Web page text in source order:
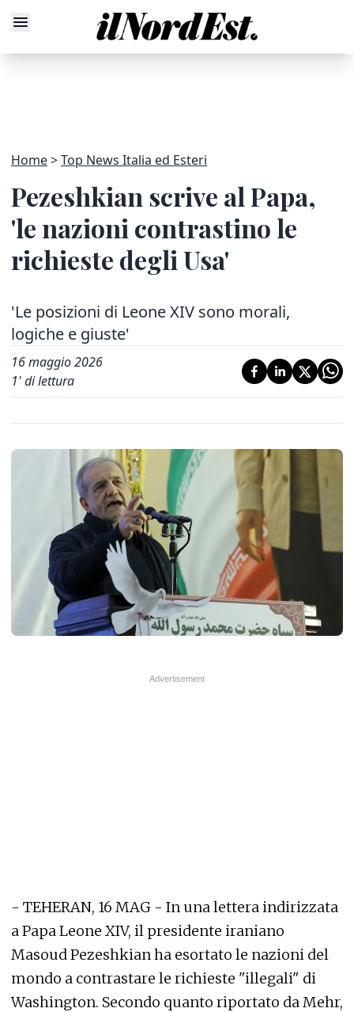
Home Top News Italia ed Esteri
Pezeshkian scrive al Papa,
'le nazioni contrastino le
richieste degli Usa'
'Le posizioni di Leone XIV sono morali,
logiche e giuste'
16 maggio 2026
1' di lettura
- TEHERAN, 16 MAG - In una lettera indirizzata
a Papa Leone XIV, il presidente iraniano
Masoud Pezeshkian ha esortato le nazioni del
mondo a contrastare le richieste "illegali" di
Washington. Secondo quanto riportato da Mehr,